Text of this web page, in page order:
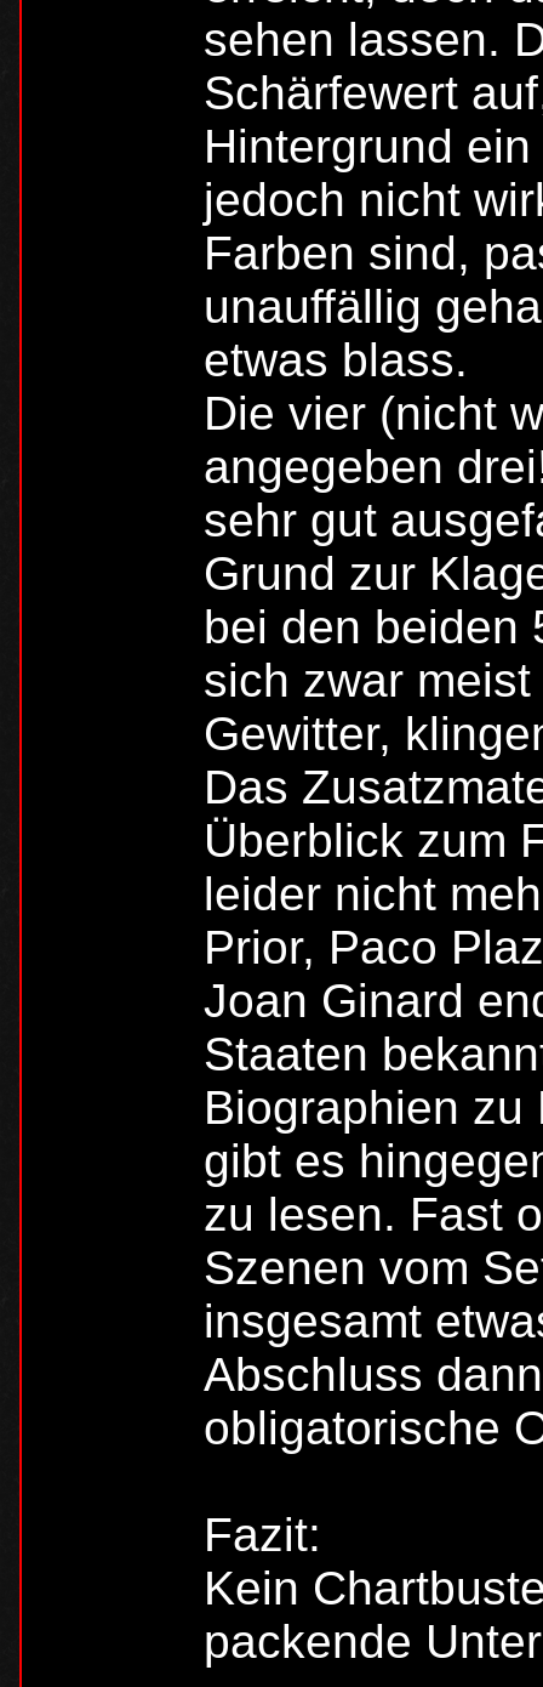
sehen lassen.
Schärfewert
Hintergrund
jedoch nicht
Farben sind,
unauffällig
etwas blass.
Die vier (nicht
angegeben
sehr gut
Grund zur
bei den beiden
sich zwar
Gewitter,
Das
Überblick zum
leider nicht
Prior, Paco
Joan Ginard
Staaten
Biographien zu
gibt es
zu lesen. Fast
Szenen vom
insgesamt
Abschluss
obligatorische
Fazit:
Kein
packende